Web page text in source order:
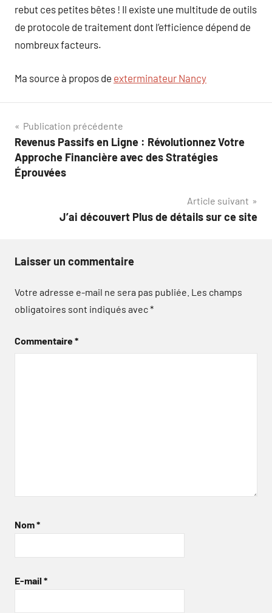
rebut ces petites bêtes ! Il existe une multitude de outils
de protocole de traitement dont l’efficience dépend de
nombreux facteurs.
Ma source à propos de exterminateur Nancy
Navigation
de
l’article
Publication précédente
Revenus Passifs en Ligne : Révolutionnez Votre
Approche Financière avec des Stratégies
Éprouvées
Article suivant
J’ai découvert Plus de détails sur ce site
Laisser un commentaire
Votre adresse e-mail ne sera pas publiée. Les champs
obligatoires sont indiqués avec*
Commentaire*
Nom*
E-mail *